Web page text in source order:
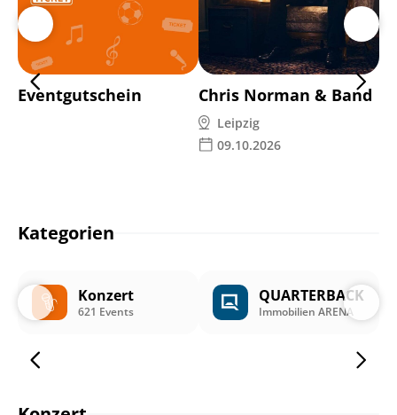
Eventgutschein Chris Norman & Band
Leipzig
09.10.2026
Kategorien
Konzert
621 Events
QUARTERBACK
Immobilien ARENA